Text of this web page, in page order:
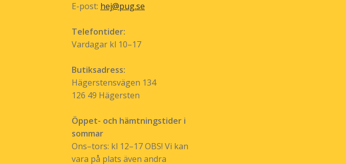
E-post: hej@pug.se
Telefontider:
Vardagar kl 10–17
Butiksadress:
Hägerstensvägen 134
126 49 Hägersten
Öppet- och hämtningstider i
sommar
Ons–tors: kl 12–17 OBS! Vi kan
vara på plats även andra